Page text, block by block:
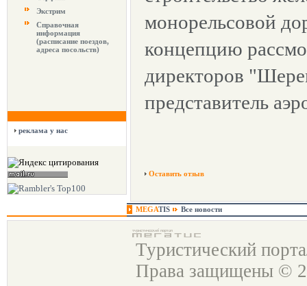
Экстрим
Справочная
информация
(расписание поездов,
адреса посольств)
реклама у нас
монорельсовой
концепцию
директоров
представитель
Оставить отзыв
MEGATIS Все новости
Туристический
Права защищены ©